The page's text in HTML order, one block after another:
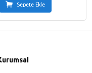
Sepete Ekle